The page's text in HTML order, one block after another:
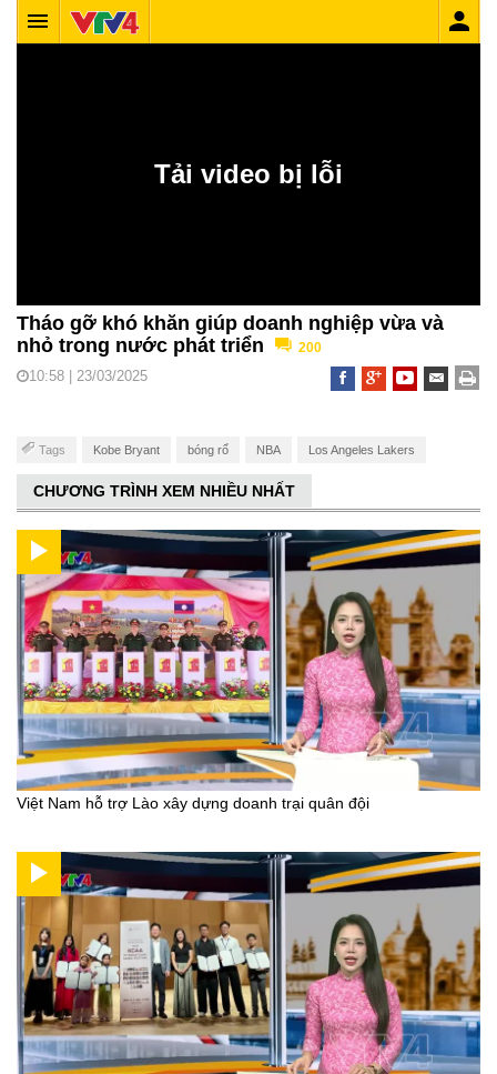
Tháo gỡ khó khăn giúp doanh nghiệp vừa và
nhỏ trong nước phát triển
200
10:58 | 23/03/2025
Tags Kobe Bryant bóng rổ NBA Los Angeles Lakers
CHƯƠNG TRÌNH XEM NHIỀU NHẤT
Việt Nam hỗ trợ Lào xây dựng doanh trại quân đội